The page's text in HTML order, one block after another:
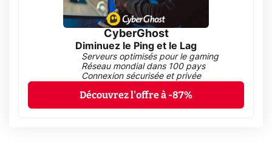
CyberGhost
Diminuez le Ping et le Lag
Serveurs optimisés pour le gaming
Réseau mondial dans 100 pays
Connexion sécurisée et privée
Découvrez l'offre à -87%